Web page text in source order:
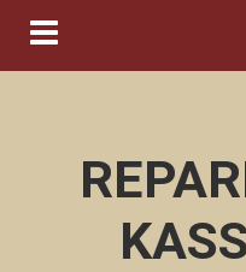
Navigation ein-/